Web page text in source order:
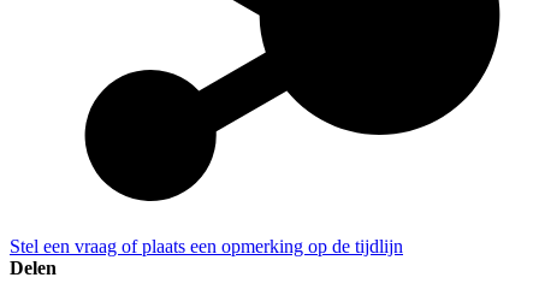
Stel een vraag of plaats een opmerking op de tijdlijn
Delen